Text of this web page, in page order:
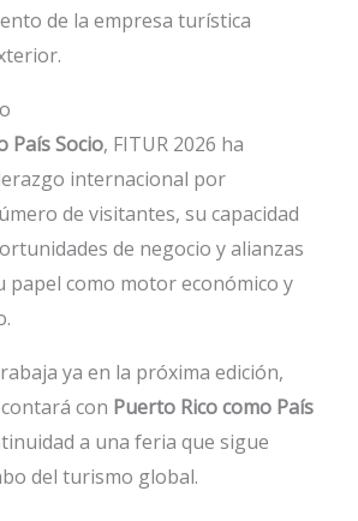
de la empresa turística
País Socio, FITUR 2026 ha
internacional por
de visitantes, su capacidad
de negocio y alianzas
papel como motor económico y
ya en la próxima edición,
con Puerto Rico como País
a una feria que sigue
del turismo global.